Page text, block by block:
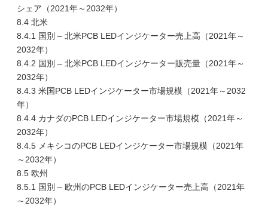
シェア（2021年～2032年）
8.4 北米
8.4.1 国別 – 北米PCB LEDインジケーター売上高（2021年～
2032年）
8.4.2 国別 – 北米PCB LEDインジケーター販売量（2021年～
2032年）
8.4.3 米国PCB LEDインジケーター市場規模（2021年～2032
年）
8.4.4 カナダのPCB LEDインジケーター市場規模（2021年～
2032年）
8.4.5 メキシコのPCB LEDインジケーター市場規模（2021年
～2032年）
8.5 欧州
8.5.1 国別 – 欧州のPCB LEDインジケーター売上高（2021年
～2032年）